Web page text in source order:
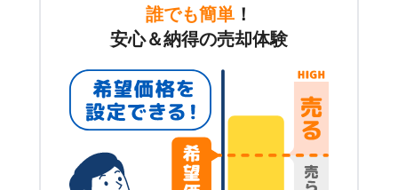
誰でも簡単 ！
安心＆納得の売却体験